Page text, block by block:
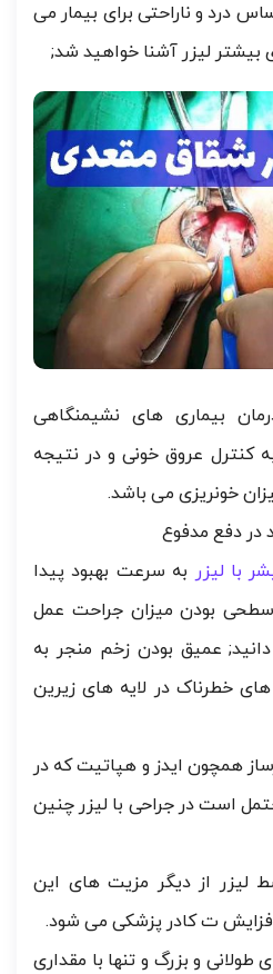
درد و ناراحتی برای بیمار می
بیشتر لیزر آشنا خواهید شد;
بیماری های نشیمنگاهی
کنترل عروق خونی و در نتیجه
خونریزی می باشد.
در دفع مدفوع
با لیزر به سرعت بهبود پیدا
بودن میزان جراحت عمل
عمیق بودن زخم منجر به
خطرناک در لایه های زیرین
همچون ایدز و هپاتیت که در
است در جراحی با لیزر چنین
لیزر از دیگر مزیت های این
ت کادر پزشکی می شود.
طولانی و بزرگ و تنها با مقداری